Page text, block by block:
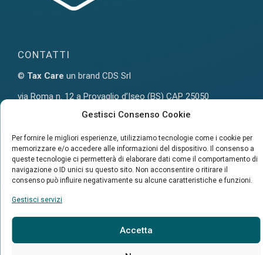
Gestisci Consenso Cookie
Per fornire le migliori esperienze, utilizziamo tecnologie come i cookie per
memorizzare e/o accedere alle informazioni del dispositivo. Il consenso a
queste tecnologie ci permetterà di elaborare dati come il comportamento di
navigazione o ID unici su questo sito. Non acconsentire o ritirare il
consenso può influire negativamente su alcune caratteristiche e funzioni.
Gestisci servizi
Accetta
CONTATTI
© Tax Care un brand CDS Srl
via Roma n. 12 a Provaglio d’Iseo (BS) CAP 25050
P.Iva 03636850988 • Tel 030.5577197 mail:info@taxcare.it
FOLLOW US
©CDS srl - P.IVA 03636850988